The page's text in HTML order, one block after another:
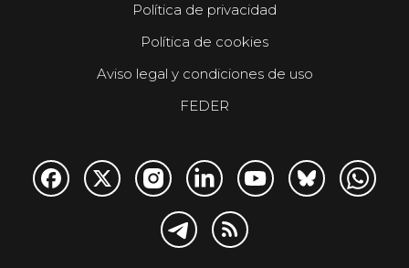
Política de privacidad
Política de cookies
Aviso legal y condiciones de uso
FEDER